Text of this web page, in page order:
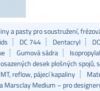
a pasty pro soustružení,
DC 744 Dentacryl
Gumová sádra
desek plošných spojů,
reflow, pájecí kapaliny
Marsclay Medium – pro